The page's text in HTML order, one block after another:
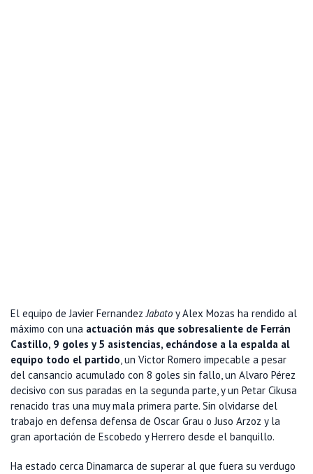
El equipo de Javier FernandezJabato y Alex Mozas ha rendido al
máximo con una actuación más que sobresaliente de Ferrán
Castillo, 9 goles y 5 asistencias, echándose a la espalda al
equipo todo el partido, un Victor Romero impecable a pesar
del cansancio acumulado con 8 goles sin fallo, un Alvaro Pérez
decisivo con sus paradas en la segunda parte, y un Petar Cikusa
renacido tras una muy mala primera parte. Sin olvidarse del
trabajo en defensa defensa de Oscar Grau o Juso Arzoz y la
gran aportación de Escobedo y Herrero desde el banquillo.
Ha estado cerca Dinamarca de superar al que fuera su verdugo